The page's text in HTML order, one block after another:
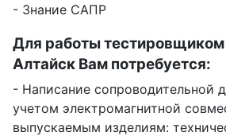
- Знание САПР
Для работы тестировщиком
Алтайск Вам потребуется:
- Написание сопроводительной
учетом электромагнитной
выпускаемым изделиям: